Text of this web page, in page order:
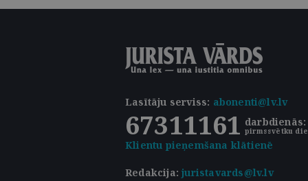
Lasītāju serviss: abonenti@lv.lv
67311161 darbdienās:
pirmssvētku
Klientu pieņemšana klātienē
Redakcija:juristavards@lv.lv